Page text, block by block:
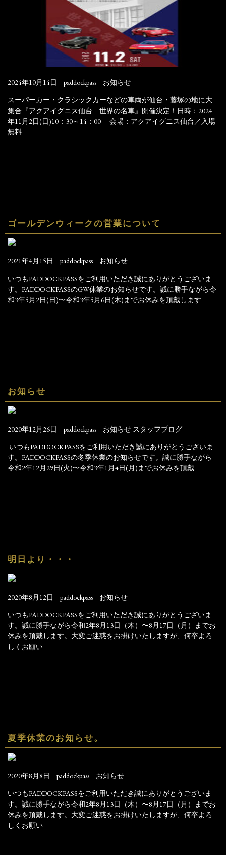
2024年10月14日 paddockpass
お知らせ
スーパーカー・クラシックカーなどの車両が仙台・藤塚の地に大
集合『アクアイグニス仙台 世界の名車』開催決定！日時：2024
年11月2日(日)10：30～14：00 会場：アクアイグニス仙台／入場
無料
ゴールデンウィークの営業について
2021年4月15日 paddockpass
お知らせ
いつもPADDOCKPASSをご利用いただき誠にありがとうございま
す。PADDOCKPASSのGW休業のお知らせです。誠に勝手ながら令
和3年5月2日(日)〜令和3年5月6日(木)までお休みを頂戴します
お知らせ
2020年12月26日 paddockpass お知らせ スタッフブログ
いつもPADDOCKPASSをご利用いただき誠にありがとうございま
す。PADDOCKPASSの冬季休業のお知らせです。誠に勝手ながら
令和2年12月29日(火)〜令和3年1月4日(月)までお休みを頂戴
明日より・・・
2020年8月12日 paddockpass
お知らせ
いつもPADDOCKPASSをご利用いただき誠にありがとうございま
す。誠に勝手ながら令和2年8月13日（木）〜8月17日（月）までお
休みを頂戴します。大変ご迷惑をお掛けいたしますが、何卒よろ
しくお願い
夏季休業のお知らせ。
2020年8月8日 paddockpass
お知らせ
いつもPADDOCKPASSをご利用いただき誠にありがとうございま
す。誠に勝手ながら令和2年8月13日（木）〜8月17日（月）までお
休みを頂戴します。大変ご迷惑をお掛けいたしますが、何卒よろ
しくお願い